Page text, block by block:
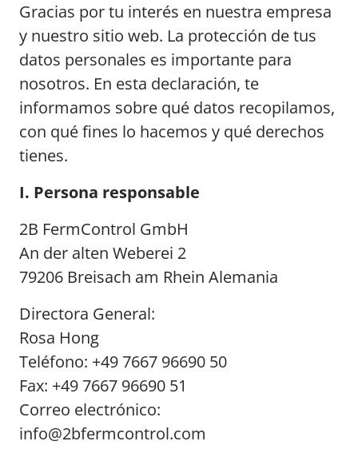
Gracias por tu interés en nuestra empresa
y nuestro sitio web. La protección de tus
datos personales es importante para
nosotros. En esta declaración, te
informamos sobre qué datos recopilamos,
con qué fines lo hacemos y qué derechos
tienes.
I. Persona responsable
2B FermControl GmbH
An der alten Weberei 2
79206 Breisach am Rhein Alemania
Directora General:
Rosa Hong
Teléfono: +49 7667 96690 50
Fax: +49 7667 96690 51
Correo electrónico:
info@2bfermcontrol.com